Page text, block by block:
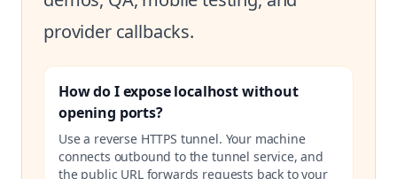
provider callbacks.
How do I expose localhost without
opening ports?
Use a reverse HTTPS tunnel. Your machine
connects outbound to the tunnel service, and
the public URL forwards requests back to your